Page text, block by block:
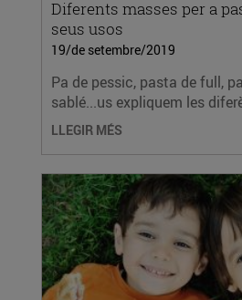
Diferents masses per a
seus usos
19/de setembre/2019
Pa de pessic, pasta de full,
sablé...us expliquem les
LLEGIR MÉS